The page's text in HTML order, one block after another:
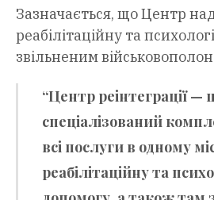
Зазначається, що Центр
реабілітаційну та
звільненим
“Центр реінтеграції —
спеціалізований
всі послуги в одному
реабілітаційну та